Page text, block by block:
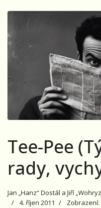
Tee-Pee
rady,
Jan „Hanz“ Dostál a Jiří
4. říjen 2011
Zobrazení: